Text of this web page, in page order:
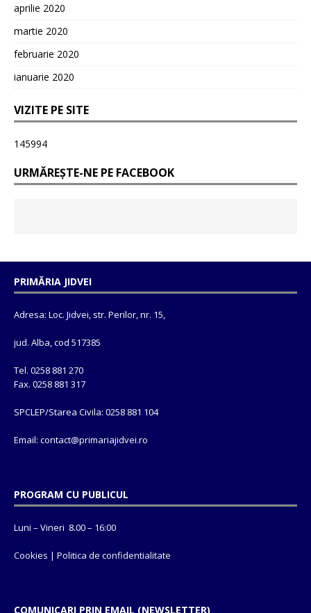
aprilie 2020
martie 2020
februarie 2020
ianuarie 2020
VIZITE PE SITE
145994
URMĂREȘTE-NE PE FACEBOOK
PRIMĂRIA JIDVEI
Adresa: Loc. Jidvei, str. Perilor, nr. 15,
jud. Alba, cod 517385
Tel. 0258 881 270
Fax. 0258 881 317
SPCLEP/Starea Civila: 0258 881 104
Email: contact@primariajidvei.ro
PROGRAM CU PUBLICUL
Luni – Vineri 8.00 – 16:00
Cookies | Politica de confidentialitate
COMUNICARI PRIN EMAIL (NEWSLETTER)